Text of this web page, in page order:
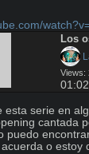
Los
Views:
01:02
esta serie en
cantada
puedo
o estoy